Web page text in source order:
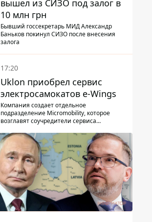
вышел из СИЗО под залог в
10 млн грн
Бывший госсекретарь МИД Александр
Баньков покинул СИЗО после внесения
залога
17:20
Uklon приобрел сервис
электросамокатов e-Wings
Компания создает отдельное
подразделение Micromobility, которое
возглавят соучредители сервиса